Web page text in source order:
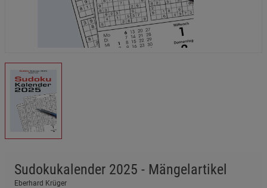
Sudokukalender 2025 - Mängelartikel
Eberhard Krüger